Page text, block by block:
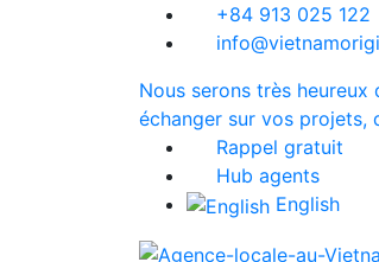
+84 913 025 122
Nous serons très heureux
échanger sur vos projets,
Rappel gratuit
Hub agents
English